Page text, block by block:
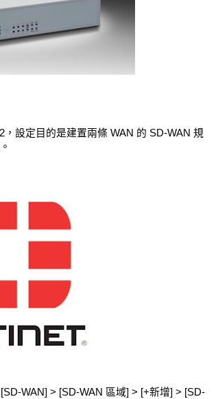
設定目的是建置兩條 WAN 的 SD-WAN 規
WAN] > [SD-WAN 區域] > [+新增] > [SD-